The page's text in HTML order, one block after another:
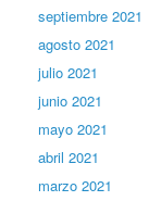
septiembre 2021
agosto 2021
julio 2021
junio 2021
mayo 2021
abril 2021
marzo 2021